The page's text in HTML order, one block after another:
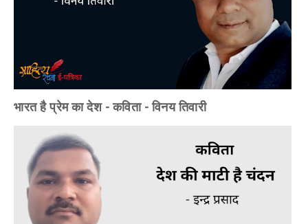
भारत है प्रेम का देश - कविता - विनय तिवारी